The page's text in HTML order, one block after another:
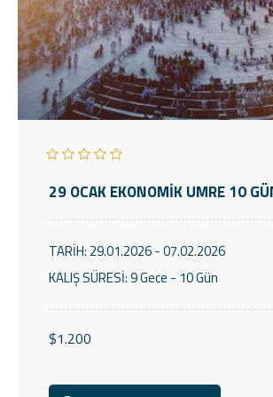
TARİH: 29.01.2026 - 07.02.2026
KALIŞ SÜRESİ:9 Gece - 10 Gün
29 OCAK EKONOMİK UMRE 10
$1.200